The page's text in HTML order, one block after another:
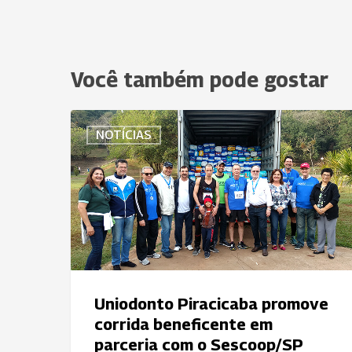
Você também pode gostar
NOTÍCIAS
Uniodonto
Piracicaba
promove
corrida
beneficente
em
parceria
com
Sescoop/SP
Uniodonto Piracicaba promove
corrida beneficente em
parceria com o Sescoop/SP